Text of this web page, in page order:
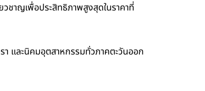
ชาญเพื่อประสิทธิภาพสูงสุดในราคาที่
า และนิคมอุตสาหกรรมทั่วภาคตะวันออก